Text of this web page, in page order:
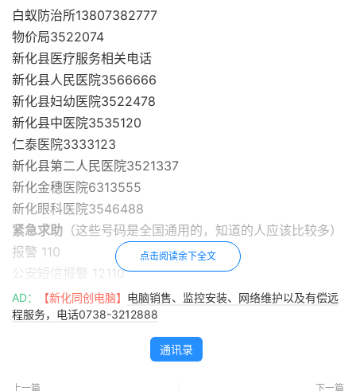
白蚁防治所13807382777
物价局3522074
新化县医疗服务相关电话
新化县人民医院3566666
新化县妇幼医院3522478
新化县中医院3535120
仁泰医院3333123
新化县第二人民医院3521337
新化金穗医院6313555
新化眼科医院3546488
紧急求助 （这些号码是全国通用的，知道的人应该比较多）
报警 110
公安短信报警 12110
火警 119
森林火警 95119
红十字会急救台 999
点击阅读余下全文
AD： 【新化同创电脑】 电脑销售、监控安装、网络维护以及有偿远
程服务，电话0738-3212888
通讯录
上一篇 下一篇